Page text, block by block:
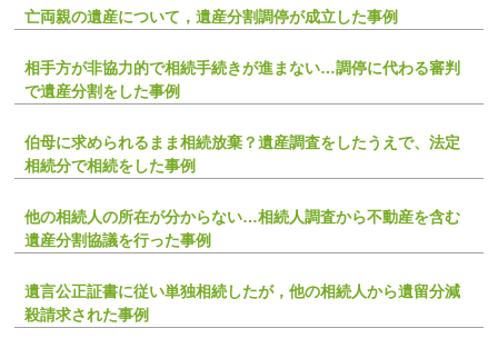
亡両親の遺産について，遺産分割調停が成立した事例
相手方が非協力的で相続手続きが進まない…調停に代わる審判
で遺産分割をした事例
伯母に求められるまま相続放棄？遺産調査をしたうえで、法定
相続分で相続をした事例
他の相続人の所在が分からない…相続人調査から不動産を含む
遺産分割協議を行った事例
遺言公正証書に従い単独相続したが，他の相続人から遺留分減
殺請求された事例